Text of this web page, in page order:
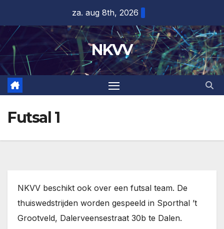
inhoud
za. aug 8th, 2026
NKVV
Futsal 1
NKVV beschikt ook over een futsal team. De
thuiswedstrijden worden gespeeld in Sporthal ’t
Grootveld, Dalerveensestraat 30b te Dalen.